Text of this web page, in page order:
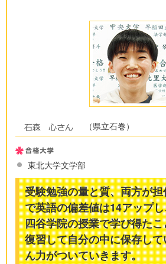
（県立石巻）
東北大学文学部
受験勉強の量と質、両方が
で英語の偏差値は14アップ
四谷学院の授業で学び得た
復習して自分の中に保存し
ん力がついていきます。